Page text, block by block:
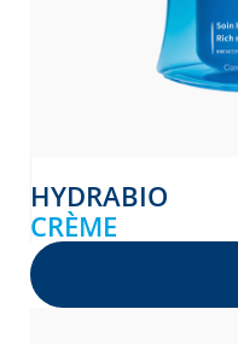
HYDRABIO
CRÈME